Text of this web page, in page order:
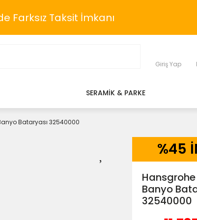
Farksız Taksit İmkanı
Giriş Yap
SERAMİK & PARKE
Bataryası 32540000
%45
Banyo
32540000